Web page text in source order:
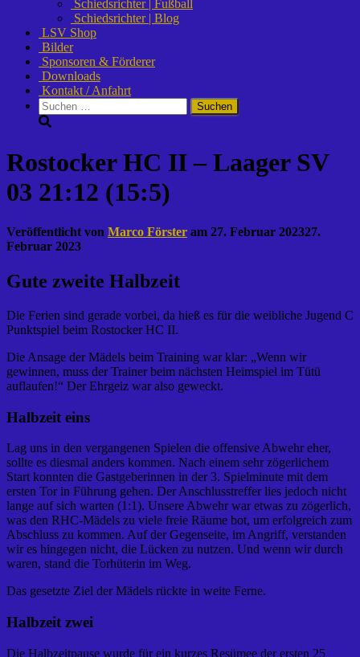
Schiedsrichter | Fußball
Schiedsrichter | Blog
LSV Shop
Bilder
Sponsoren & Förderer
Downloads
Kontakt / Anfahrt
Suchen
nach:
Rostocker HC II – Laager SV
03 21:12 (15:5)
Veröffentlicht von Marco Förster am 27. Februar 202327.
Februar 2023
Gute zweite Halbzeit
Die Ferien sind gerade vorbei, da hieß es für die weibliche Jugend C
Punktspiel beim Rostocker HC II.
Die Ansage der Mädels beim Training war klar: „Wenn wir
gewinnen, muss der Trainer beim nächsten Heimspiel im Tütü
auflaufen!“ Der Ehrgeiz war also geweckt.
Halbzeit eins
Lag uns in den vergangenen Spielen die offensive Abwehr eher,
sollte es diesmal anders kommen. Nach einem sehr zögerlichem
Start konnten die Gastgeberinnen in der 3. Spielminute mit dem
ersten Tor in Führung gehen. Der Anschlusstreffer lies jedoch nicht
lange auf sich warten (1:1). Unsere Abwehr war etwas zu zögerlich,
was den RHC-Mädels zu viele freie Räume bot, um erfolgreich zum
Abschluss zu kommen. Auf der Gegenseite, im Angriff, verstanden
wir es hingegen nicht, die Lücken zu nutzen. Und wenn wir durch
waren, stand die Torhüterin im Weg.
Das gesetzte Ziel der Mädels rückte in weite Ferne.
Halbzeit zwei
Die Halbzeitpause wurde für ein kurzes Resümee der ersten 25